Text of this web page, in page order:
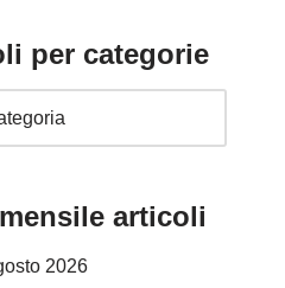
per categorie
articoli
2026